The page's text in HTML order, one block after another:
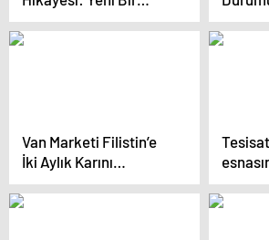
Bakış
Van Marketi Filistin’e
İki Aylık Karını
Bağışlıyor
altın